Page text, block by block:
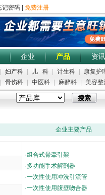
企业 产品 资讯
妇产科 儿 科 计生科 康复护
骨伤科 中医科 麻醉科 美容整
企业主要产品
·组合式骨牵引架
·多功能手术解剖器
·一次性使用冲洗引流管
·一次性使用腹壁吻合器